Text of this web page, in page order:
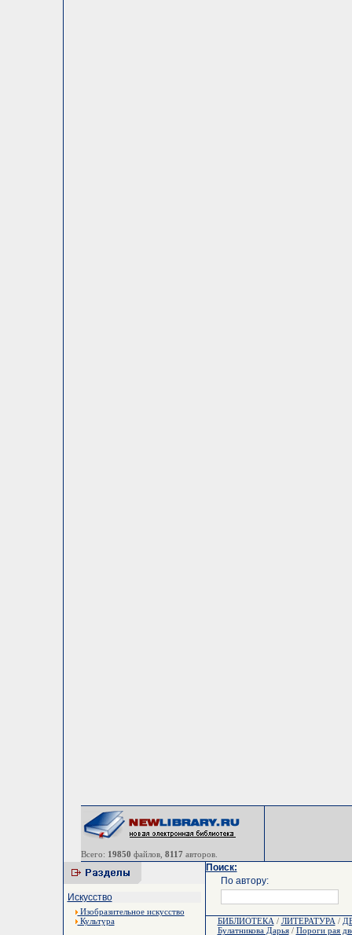
Всего: 19850 файлов, 8117 авторов.
Искусство
Изобразительное искусство
Культура
Поиск:
По автору:
БИБЛИОТЕКА / ЛИТЕРАТУРА /
Булатникова Дарья/ Пороги рая